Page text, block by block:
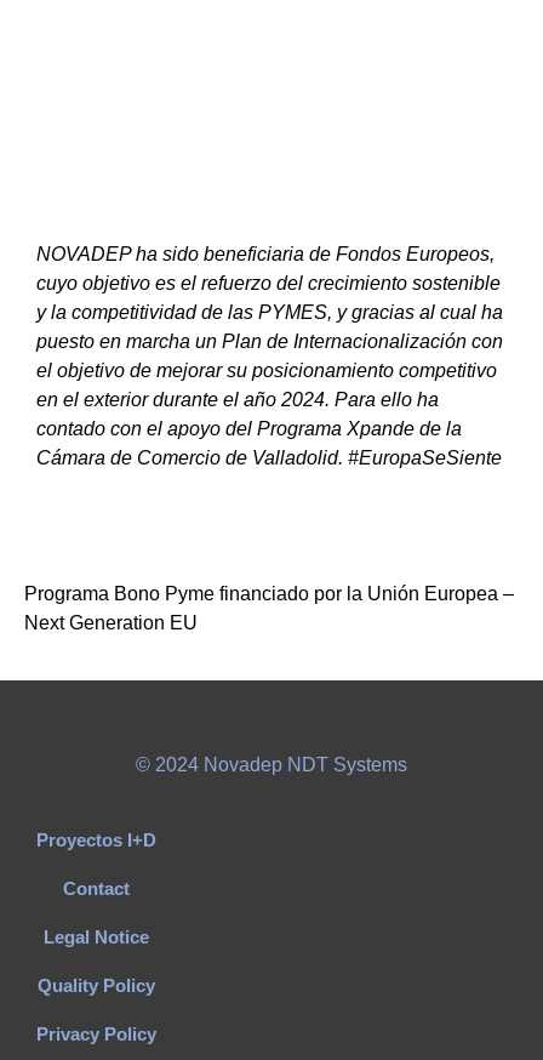
NOVADEP ha sido beneficiaria de Fondos Europeos,
cuyo objetivo es el refuerzo del crecimiento sostenible
y la competitividad de las PYMES, y gracias al cual ha
puesto en marcha un Plan de Internacionalización con
el objetivo de mejorar su posicionamiento competitivo
en el exterior durante el año 2024. Para ello ha
contado con el apoyo del Programa Xpande de la
Cámara de Comercio de Valladolid. #EuropaSeSiente
Programa Bono Pyme financiado por la Unión Europea –
Next Generation EU
© 2024 Novadep NDT Systems
Proyectos I+D
Contact
Legal Notice
Quality Policy
Privacy Policy